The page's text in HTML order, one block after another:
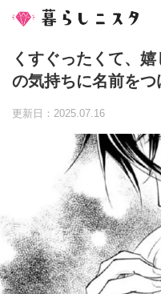
くすぐったくて、
の気持ちに名前をつ
更新日：2025.07.16